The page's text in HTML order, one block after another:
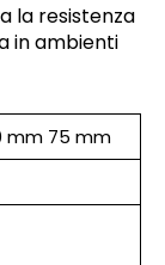
la resistenza
in ambienti
mm 75 mm